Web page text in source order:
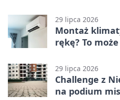
29 lipca 2026
Montaż
rękę? To
29 lipca 2026
Challenge z
na podium